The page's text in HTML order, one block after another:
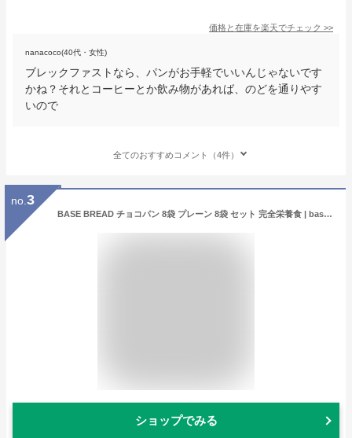
価格と在庫を楽天でチェック >>
nanacoco(40代・女性)
ブレックファストなら、パンがお手軽でいいんじゃないです
かね？それとコーヒーとか飲み物があれば、のどを通りやす
いので
全てのおすすめコメント（4件）
no. 3
BASE BREAD チョコパン 8袋 プレーン 8袋 セット 完全栄養食 | basefood 栄養食 置き換え ダイエット 食品 満腹感 糖質制限 糖質オフ タンパク質 低糖質 パン 食物繊維 お菓子 おやつ 全粒粉 雑穀 送料無料 間食 ギフト ベースブレッド ベースフード
ショップでみる